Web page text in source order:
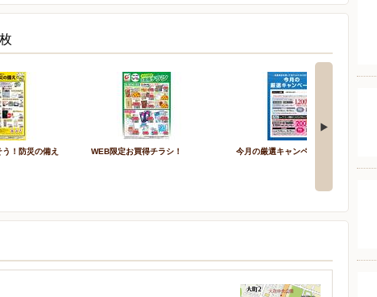
！防災の備え WEB限定お買得チラシ！ 今月の厳選キャンペーン！